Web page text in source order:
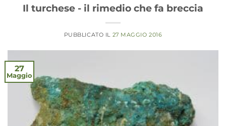
Il turchese - il rimedio che fa breccia
PUBBLICATO IL 27 MAGGIO 2016
27
Maggio